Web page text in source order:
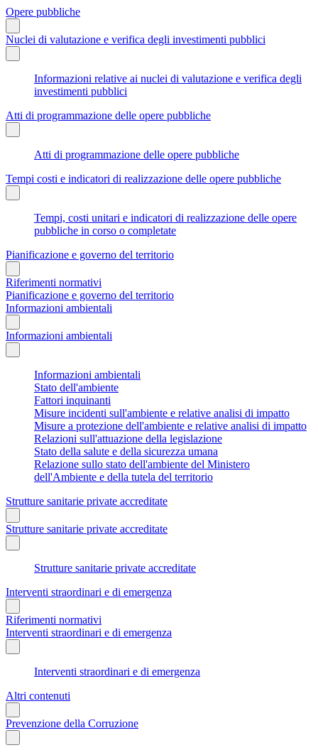
Opere pubbliche
Nuclei di valutazione e verifica degli investimenti pubblici
Informazioni relative ai nuclei di valutazione e verifica degli
investimenti pubblici
Atti di programmazione delle opere pubbliche
Atti di programmazione delle opere pubbliche
Tempi costi e indicatori di realizzazione delle opere pubbliche
Tempi, costi unitari e indicatori di realizzazione delle opere
pubbliche in corso o completate
Pianificazione e governo del territorio
Riferimenti normativi
Pianificazione e governo del territorio
Informazioni ambientali
Informazioni ambientali
Informazioni ambientali
Stato dell'ambiente
Fattori inquinanti
Misure incidenti sull'ambiente e relative analisi di impatto
Misure a protezione dell'ambiente e relative analisi di impatto
Relazioni sull'attuazione della legislazione
Stato della salute e della sicurezza umana
Relazione sullo stato dell'ambiente del Ministero
dell'Ambiente e della tutela del territorio
Strutture sanitarie private accreditate
Strutture sanitarie private accreditate
Strutture sanitarie private accreditate
Interventi straordinari e di emergenza
Riferimenti normativi
Interventi straordinari e di emergenza
Interventi straordinari e di emergenza
Altri contenuti
Prevenzione della Corruzione